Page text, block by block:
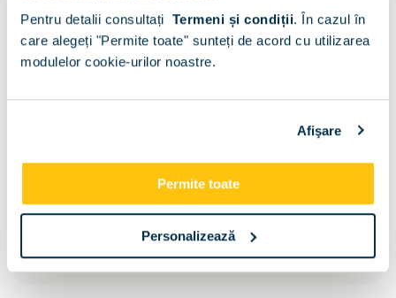
Pentru detalii consultați Termeni și condiții. În cazul în
care alegeți "Permite toate" sunteți de acord cu utilizarea
modulelor cookie-urilor noastre.
Afişare
Permite toate
Personalizează
45
Compartimentare:
Polite
Bara umerase si
polite